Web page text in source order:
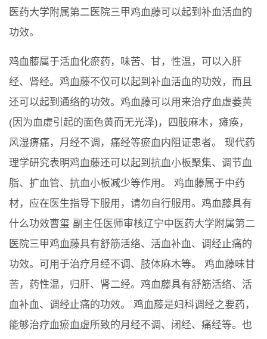
医药大学附属第二医院三甲鸡血藤可以起到补血活血的
功效。
鸡血藤属于活血化瘀药，味苦、甘，性温，可以入肝
经、肾经。鸡血藤不仅可以起到补血活血的功效，而且
还可以起到通络的功效。鸡血藤可以用来治疗血虚萎黄
(因为血虚引起的面色黄而无光泽)，四肢麻木，瘫痪，
风湿痹痛，月经不调，痛经等瘀血内阻证患者。 现代药
理学研究表明鸡血藤还可以起到抗血小板聚集、调节血
脂、扩血管、抗血小板减少等作用。 鸡血藤属于中药
材，应在医生指导下服用，请勿自行服用。鸡血藤具有
什么功效曹玺 副主任医师审核辽宁中医药大学附属第二
医院三甲鸡血藤具有舒筋活络、活血补血、调经止痛的
功效。可用于治疗月经不调、肢体麻木等。 鸡血藤味甘
苦，药性温，归肝、肾二经。鸡血藤具有舒筋活络、活
血补血、调经止痛的功效。 鸡血藤是妇科调经之要药，
能够治疗血瘀血虚所致的月经不调、闭经、痛经等。也